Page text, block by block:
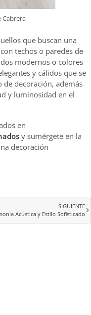
Cabrera
que buscan una
techos o paredes de
modernos o colores
y cálidos que se
decoración, además
y luminosidad en el
en
y sumérgete en la
decoración
SIGUIENTE
Acústica y Estilo Sofisticado